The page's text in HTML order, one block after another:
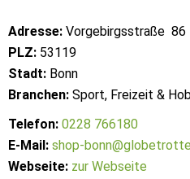
Adresse: Vorgebirgsstraße 86
PLZ: 53119
Stadt: Bonn
Branchen: Sport, Freizeit &
Telefon: 0228 766180
E-Mail: shop-
Webseite: zur Webseite